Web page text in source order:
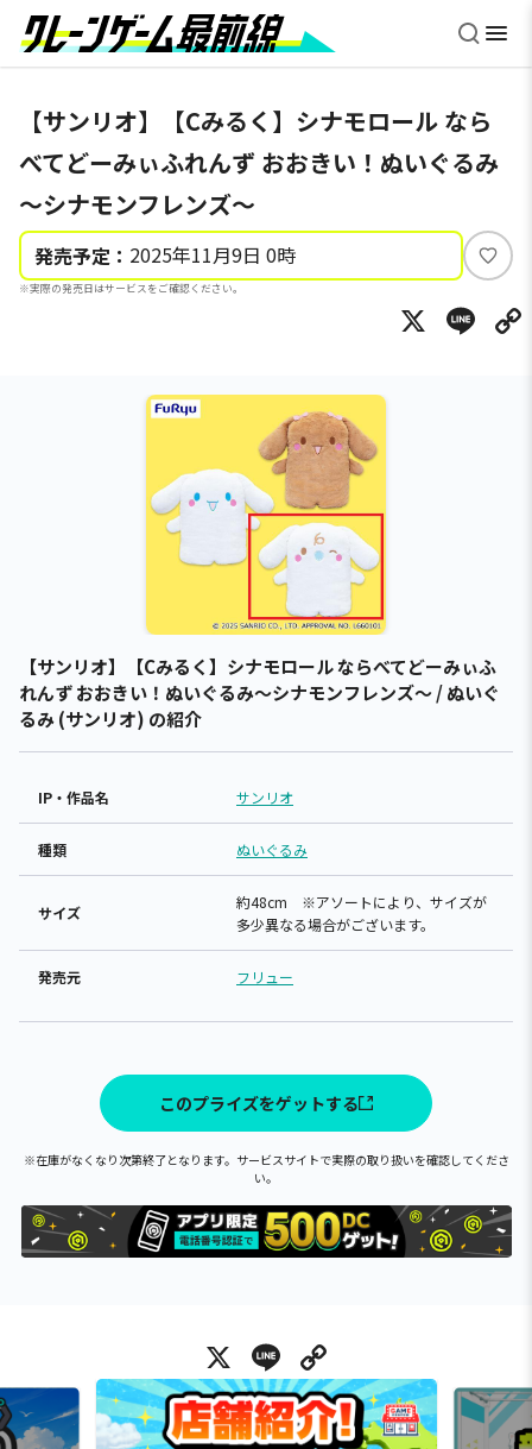
【サンリオ】【Cみるく】シナモロール なら
べてどーみぃふれんず おおきい！ぬいぐるみ
～シナモンフレンズ～
発売予定： 2025年11月9日 0時
※実際の発売日はサービスをご確認ください。
い
ね
X
【サンリオ】【Cみるく】シナモロール ならべてどーみぃふ
れんず おおきい！ぬいぐるみ～シナモンフレンズ～ / ぬいぐ
るみ (サンリオ) の紹介
IP・作品名 サンリオ
種類 ぬいぐるみ
サイズ
約48cm ※アソートにより、サイズが
多少異なる場合がございます。
発売元 フリュー
このプライズをゲットする
※在庫がなくなり次第終了となります。サービスサイトで実際の取り扱いを確認してくださ
い。
X Line